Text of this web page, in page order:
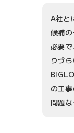
A社と
候補
必要
りづ
の工
問題な